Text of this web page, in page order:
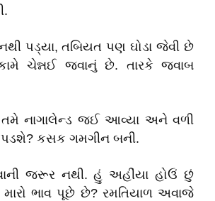
પડ્યા, તબિયત પણ ઘોડા જેવી છે
ચેન્નઈ જવાનું છે. તારકે જવાબ
નાગાલેન્ડ જઈ આવ્યા અને વળી
કસક ગમગીન બની.
જરૂર નથી. હું અહીંયા હોઉં છું
ભાવ પૂછે છે? રમતિયાળ અવાજે